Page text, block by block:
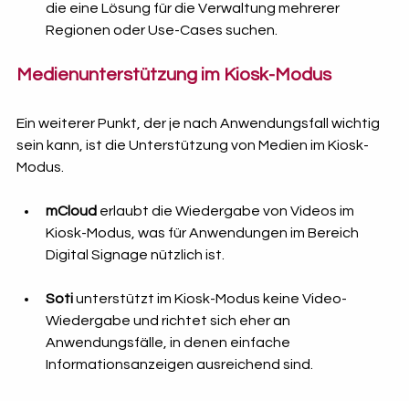
die eine Lösung für die Verwaltung mehrerer
Regionen oder Use-Cases suchen.
Medienunterstützung im Kiosk-Modus
Ein weiterer Punkt, der je nach Anwendungsfall wichtig
sein kann, ist die Unterstützung von Medien im Kiosk-
Modus.
mCloud erlaubt die Wiedergabe von Videos im
Kiosk-Modus, was für Anwendungen im Bereich
Digital Signage nützlich ist.
Soti unterstützt im Kiosk-Modus keine Video-
Wiedergabe und richtet sich eher an
Anwendungsfälle, in denen einfache
Informationsanzeigen ausreichend sind.